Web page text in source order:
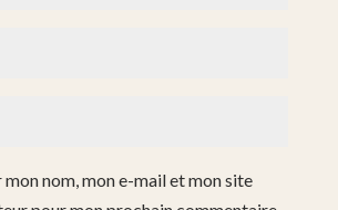
nom, mon e-mail et mon site